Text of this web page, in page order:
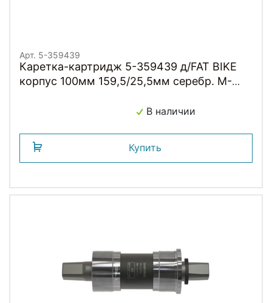
Арт. 5-359439
Каретка-картридж 5-359439 д/FAT BIKE
корпус 100мм 159,5/25,5мм серебр. M-
В наличии
Купить